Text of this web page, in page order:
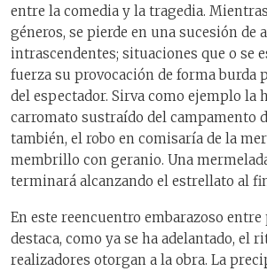
entre la comedia y la tragedia.
géneros, se pierde en una sucesión de
intrascendentes; situaciones que o se
fuerza su provocación de forma burda
del espectador. Sirva como ejemplo la
carromato sustraído del campamento
también, el robo en comisaría de la
membrillo con geranio. Una
terminará alcanzando el estrellato al
En este reencuentro embarazoso entre
destaca, como ya se ha adelantado, el
realizadores otorgan a la obra. La